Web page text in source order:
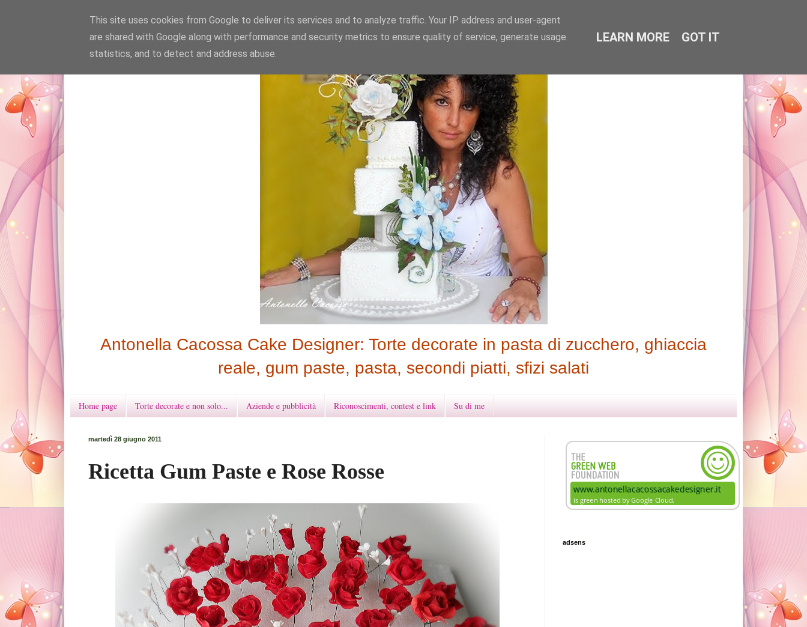
Antonella Cacossa Cake Designer: Torte decorate in pasta di zucchero, ghiaccia
reale, gum paste, pasta, secondi piatti, sfizi salati
Home page Torte decorate e non solo... Aziende e pubblicità Riconoscimenti, contest e link Su di me
martedì 28 giugno 2011
Ricetta Gum Paste e Rose Rosse
adsens
This site uses cookies from Google to deliver its services and to analyze traffic. Your IP address and user-agent
are shared with Google along with performance and security metrics to ensure quality of service, generate usage
statistics, and to detect and address abuse.
LEARN MORE GOT IT